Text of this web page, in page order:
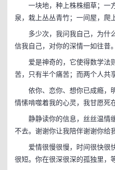
一块地，种上株株细草；一
泉，栽上丛丛青竹；一间屋，爬
多少次，我问我自己，为什
信我自己，对你的深情一如往昔。
爱是神奇的，它使得数学法
苦，只有半个痛苦；而两个人共
依你、恋你、想你已成瘾，
情愫啃噬着我的心灵，我甘愿死
静静读你的信息，丝丝温情
不去。谢谢你让我陪伴谢谢你给
爱情很慢很慢，时间很快很
很短。你在很深很深的孤独里，